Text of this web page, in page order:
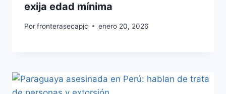
exija edad mínima
Porfronterasecapjc enero 20, 2026